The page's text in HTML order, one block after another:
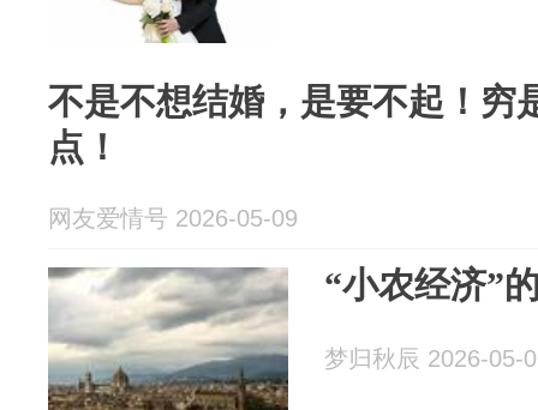
不是不想结婚，是要不起！穷
点！
网友爱情号 2026-05-09
“小农经济”
梦归秋辰 2026-05-